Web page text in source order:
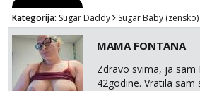
Kategorija: Sugar Daddy Sugar Baby (zensko)
MAMA FONTANA
Zdravo svima, ja sam
42godine. Vratila